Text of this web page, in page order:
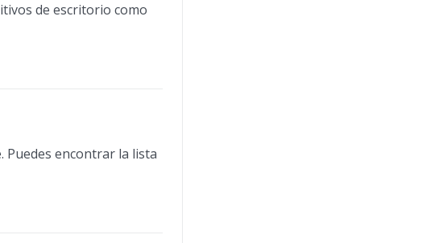
de escritorio como
Puedes encontrar la lista